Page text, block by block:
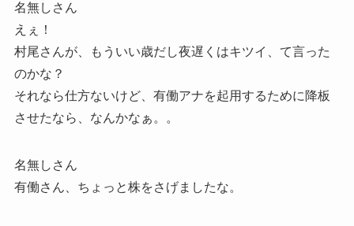
名無しさん
えぇ！
村尾さんが、もういい歳だし夜遅くはキツイ、て言った
のかな？
それなら仕方ないけど、有働アナを起用するために降板
させたなら、なんかなぁ。。
名無しさん
有働さん、ちょっと株をさげましたな。